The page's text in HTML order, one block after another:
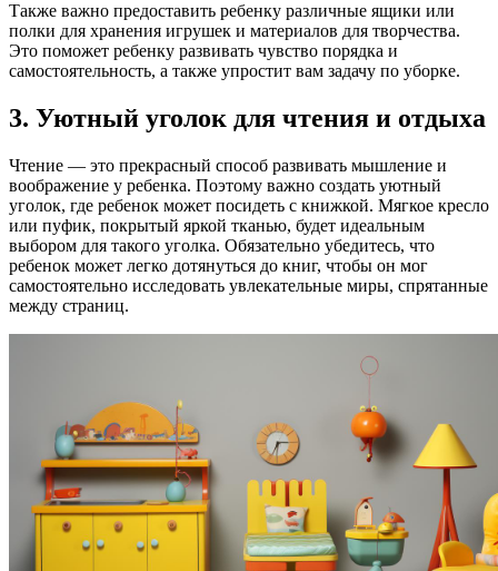
Также важно предоставить ребенку различные ящики или
полки для хранения игрушек и материалов для творчества.
Это поможет ребенку развивать чувство порядка и
самостоятельность, а также упростит вам задачу по уборке.
3. Уютный уголок для чтения и отдыха
Чтение — это прекрасный способ развивать мышление и
воображение у ребенка. Поэтому важно создать уютный
уголок, где ребенок может посидеть с книжкой. Мягкое кресло
или пуфик, покрытый яркой тканью, будет идеальным
выбором для такого уголка. Обязательно убедитесь, что
ребенок может легко дотянуться до книг, чтобы он мог
самостоятельно исследовать увлекательные миры, спрятанные
между страниц.